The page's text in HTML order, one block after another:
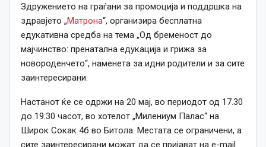
Здружението на граѓани за промоција и поддршка на
здравјето „Матрона“, организира бесплатна
едукативна средба на тема „Од бременост до
мајчинство: пренатална едукација и грижа за
новороденчето“, наменета за идни родители и за сите
заинтересирани.
Настанот ќе се одржи на 20 мај, во периодот од 17.30
до 19.30 часот, во хотелот „Милениум Палас“ на
Широк Сокак 4б во Битола. Местата се ограничени, а
сите заинтересирани можат да се пријават на е-mail